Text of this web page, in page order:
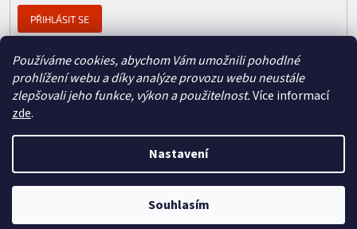
Používáme cookies, abychom Vám umožnili pohodlné
prohlížení webu a díky analýze provozu webu neustále
zlepšovali jeho funkce, výkon a použitelnost.Více informací
zde.
Nastavení
Souhlasím
PŘIHLÁSIT SE
Vytvořil Shoptet &
Člen skupiny
REPASOVANÉ CISCO. Všechna práva vyhrazena.